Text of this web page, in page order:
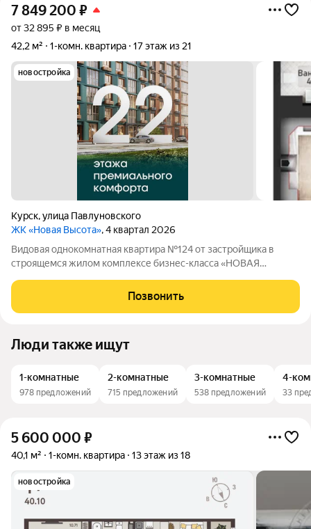
7 849 200 ₽
от 32 895 ₽ в месяц
42,2 м²
1-комн. квартира 17 этаж из 21
новостройка
Курск,улица Павлуновского
ЖК «Новая Высота», 4 квартал 2026
Видовая однокомнатная квартира №124 от застройщика в
строящемся жилом комплексе бизнес-класса «НОВАЯ
уголок для жизни в самом центре города. Комплекс
представлен одноподъездным, 21-этажным
Позвонить
Люди также ищут
1-комнатные
978 предложений
2-комнатные
715 предложений
3-комнатные
538 предложений
4-
33
5 600 000 ₽
40,1 м² 1-комн. квартира 13 этаж из 18
новостройка